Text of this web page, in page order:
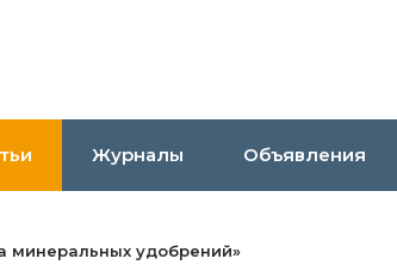
Журналы Объявления
минеральных удобрений»